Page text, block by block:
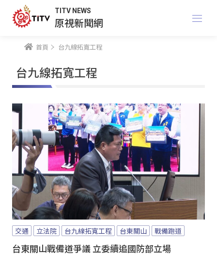
TITV NEWS
原視新聞網
首頁 台九線拓寬工程
台九線拓寬工程
交通 立法院 台九線拓寬工程 台東關山 戰備跑道
台東關山戰備道爭議 立委續追國防部立場